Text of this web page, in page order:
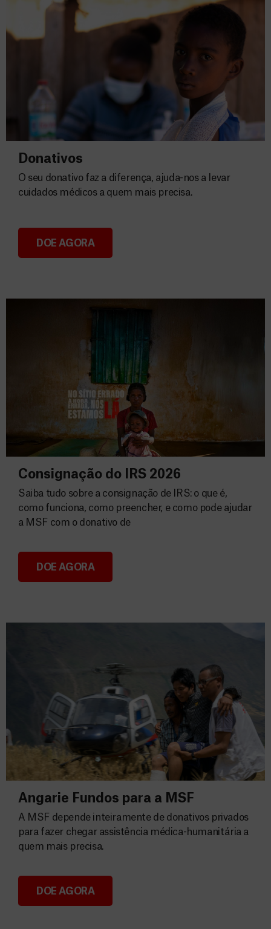
Donativos
Donativos
O seu donativo faz a diferença, ajuda-nos a levar
cuidados médicos a quem mais precisa.
DOE AGORA
Consignação do IRS 2026
Consignação do IRS 2026
Saiba tudo sobre a consignação de IRS: o que é,
como funciona, como preencher, e como pode ajudar
a MSF com o donativo de
DOE AGORA
Angarie Fundos para a MSF
Angarie Fundos para a MSF
A MSF depende inteiramente de donativos privados
para fazer chegar assistência médica-humanitária a
quem mais precisa.
DOE AGORA